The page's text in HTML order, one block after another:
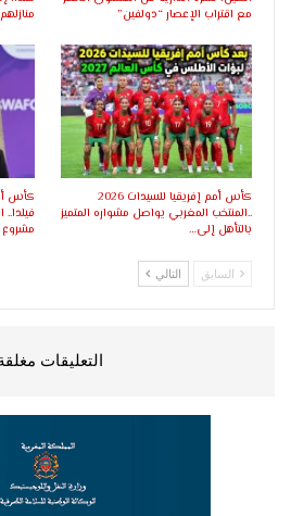
مع اقتراب الإعصار “دولفين”
كأس أمم إفريقيا للسيدات 2026
..المنتخب المغربي يواصل مشواره المتميز
بالتأهل إلى…
كأس
السابق التالي
التعليقات